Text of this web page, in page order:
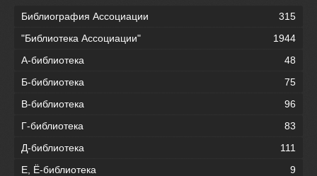
Библиография Ассоциации
315
"Библиотека Ассоциации"
1944
А-библиотека
48
Б-библиотека
75
В-библиотека
96
Г-библиотека
83
Д-библиотека
111
Е, Ё-библиотека
9